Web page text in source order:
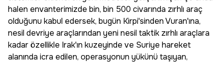
halen envanterimizde bin, bin 500 civarında zırhlı araç
olduğunu kabul edersek, bugün Kirpi'sinden Vuran'ına,
nesil devriye araçlarından yeni nesil taktik zırhlı araçlara
kadar özellikle Irak'ın kuzeyinde ve Suriye hareket
alanında icra edilen, operasyonun yükünü taşıyan,